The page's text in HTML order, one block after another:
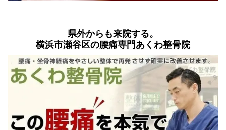
県外からも来院する。
横浜市瀬谷区の腰痛専門あくわ整骨院